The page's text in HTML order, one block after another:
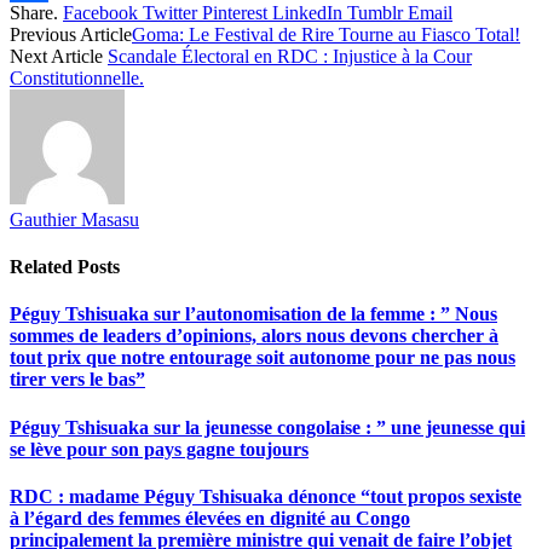
Share
Share. Facebook Twitter Pinterest LinkedIn Tumblr Email
Previous ArticleGoma: Le Festival de Rire Tourne au Fiasco Total!
Next Article Scandale Électoral en RDC : Injustice à la Cour
Constitutionnelle.
Gauthier Masasu
Related Posts
Péguy Tshisuaka sur l’autonomisation de la femme : ” Nous
sommes de leaders d’opinions, alors nous devons chercher à
tout prix que notre entourage soit autonome pour ne pas nous
tirer vers le bas”
Péguy Tshisuaka sur la jeunesse congolaise : ” une jeunesse qui
se lève pour son pays gagne toujours
RDC : madame Péguy Tshisuaka dénonce “tout propos sexiste
à l’égard des femmes élevées en dignité au Congo
principalement la première ministre qui venait de faire l’objet